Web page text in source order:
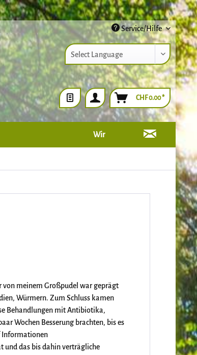
Service/Hilfe
Powered by
CHF 0.00 *
Wir
von meinem Großpudel war geprägt
Würmern. Zum Schluss kamen
Behandlungen mit Antibiotika,
Wochen Besserung brachten, bis es
Informationen
und das bis dahin verträgliche